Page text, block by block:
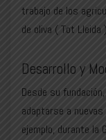
trabajo de los
de oliva (Tot Lleida
Desarrollo y
Desde su
adaptarse a
ejemplo, durante la